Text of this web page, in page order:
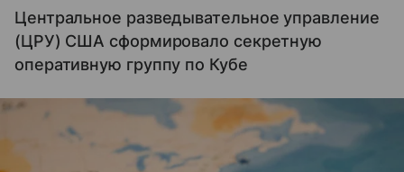
Центральное разведывательное управление
(ЦРУ) США сформировало секретную
оперативную группу по Кубе